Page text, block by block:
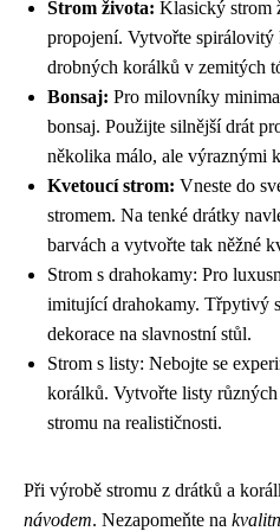
Strom života: Klasický strom
propojení. Vytvořte spirálovitý
drobných korálků v zemitých
Bonsaj: Pro milovníky
bonsaj. Použijte silnější drát
několika málo, ale výraznými
Kvetoucí strom: Vneste do
stromem. Na tenké drátky
barvách a vytvořte tak něžné
Strom s drahokamy: Pro
imitující drahokamy. Třpytivý
dekorace na slavnostní stůl.
Strom s listy: Nebojte se
korálků. Vytvořte listy
stromu na realističnosti.
Při výrobě stromu z drátků a
návodem. Nezapomeňte na